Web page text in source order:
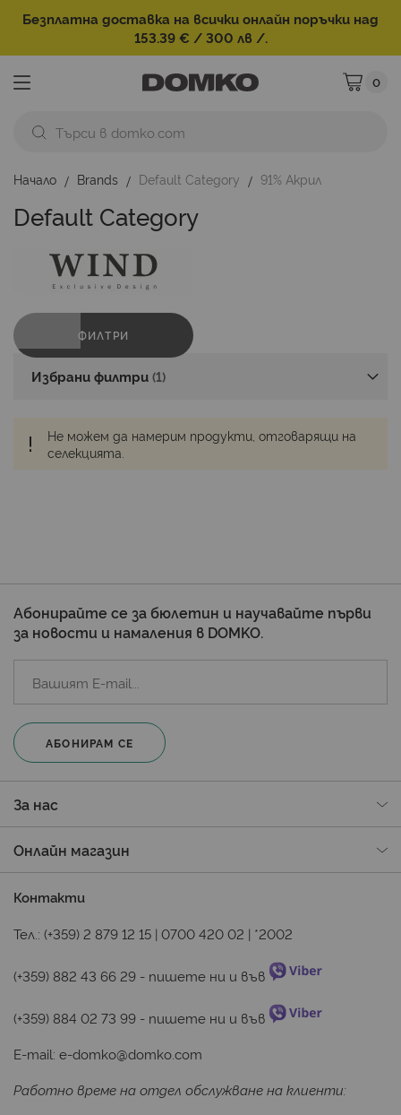
Безплатна доставка на всички онлайн поръчки над
153.39 € / 300 лв /.
Моята
0
Начало Brands Default Category 91% Акрил
Default Category
ФИЛТРИ
Избрани филтри
Не можем да намерим продукти, отговарящи на
селекцията.
Абонирайте се за бюлетин и научавайте първи
за новости и намаления в DOMKO.
АБОНИРАМ СЕ
За нас
Онлайн магазин
Контакти
Тел.: (+359) 2 879 12 15 | 0700 420 02 | *2002
(+359) 882 43 66 29 - пишете ни и във
(+359) 884 02 73 99 - пишете ни и във
E-mail: e-domko@domko.com
Работно време на отдел обслужване на клиенти: